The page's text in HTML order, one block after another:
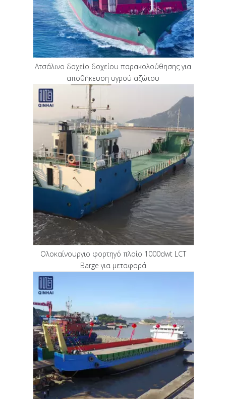
Ατσάλινο δοχείο δοχείου παρακολούθησης για
αποθήκευση υγρού αζώτου
Ολοκαίνουργιο φορτηγό πλοίο 1000dwt LCT
Barge για μεταφορά